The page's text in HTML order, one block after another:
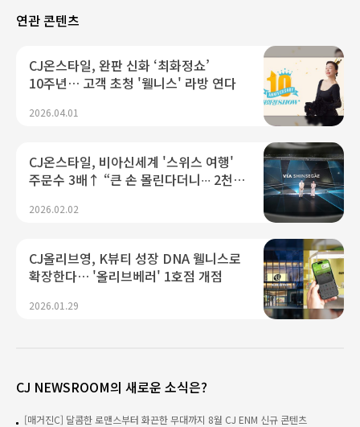
연관 콘텐츠
CJ온스타일, 완판 신화 ‘최화정쇼’
10주년… 고객 초청 '웰니스' 라방 연다
2026.04.01
CJ온스타일, 비아신세계 '스위스 여행'
주문수 3배↑ “큰 손 몰린다더니∙∙∙ 2천만
2026.02.02
CJ올리브영, K뷰티 성장 DNA 웰니스로
확장한다… '올리브베러' 1호점 개점
2026.01.29
CJ NEWSROOM의 새로운 소식은?
[매거진C] 달콤한 로맨스부터 화끈한 무대까지 8월 CJ ENM 신규 콘텐츠